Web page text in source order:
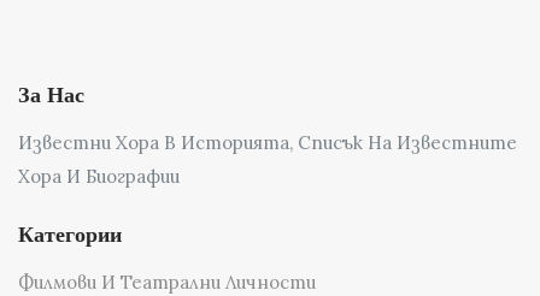
За Нас
Известни Хора В Историята, Списък На Известните
Хора И Биографии
Категории
Филмови И Театрални Личности